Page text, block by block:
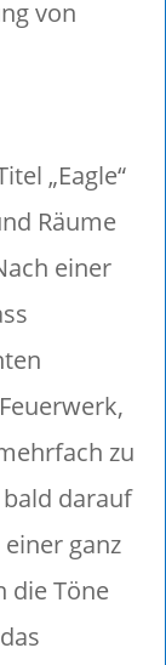
von
„Eagle“
Räume
einer
zu
darauf
ganz
die Töne